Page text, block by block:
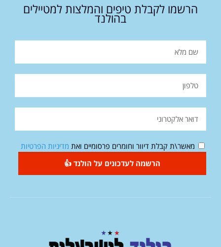
הרשמו לקבלת טיפים והמלצות למטיילים
בהולנד
מאשר\ת קבלת דיוור וחומרים פרסומיים ואת מדיניות הפרטיות
הרשמה לעדכונים על הולנד 👍